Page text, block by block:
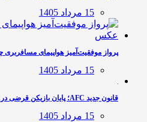
15 مرداد 1405
پرواز موفقیت‌آمیز هواپیمای مسافربری
15 مرداد 1405
قانون جدید AFC؛ پایان بازیکن قرضی در…
15 مرداد 1405